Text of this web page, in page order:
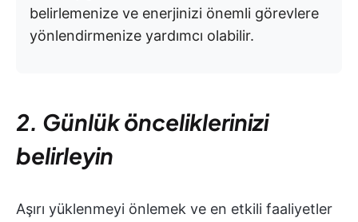
belirlemenize ve enerjinizi önemli görevlere
yönlendirmenize yardımcı olabilir.
2. Günlük önceliklerinizi
belirleyin
Aşırı yüklenmeyi önlemek ve en etkili faaliyetler